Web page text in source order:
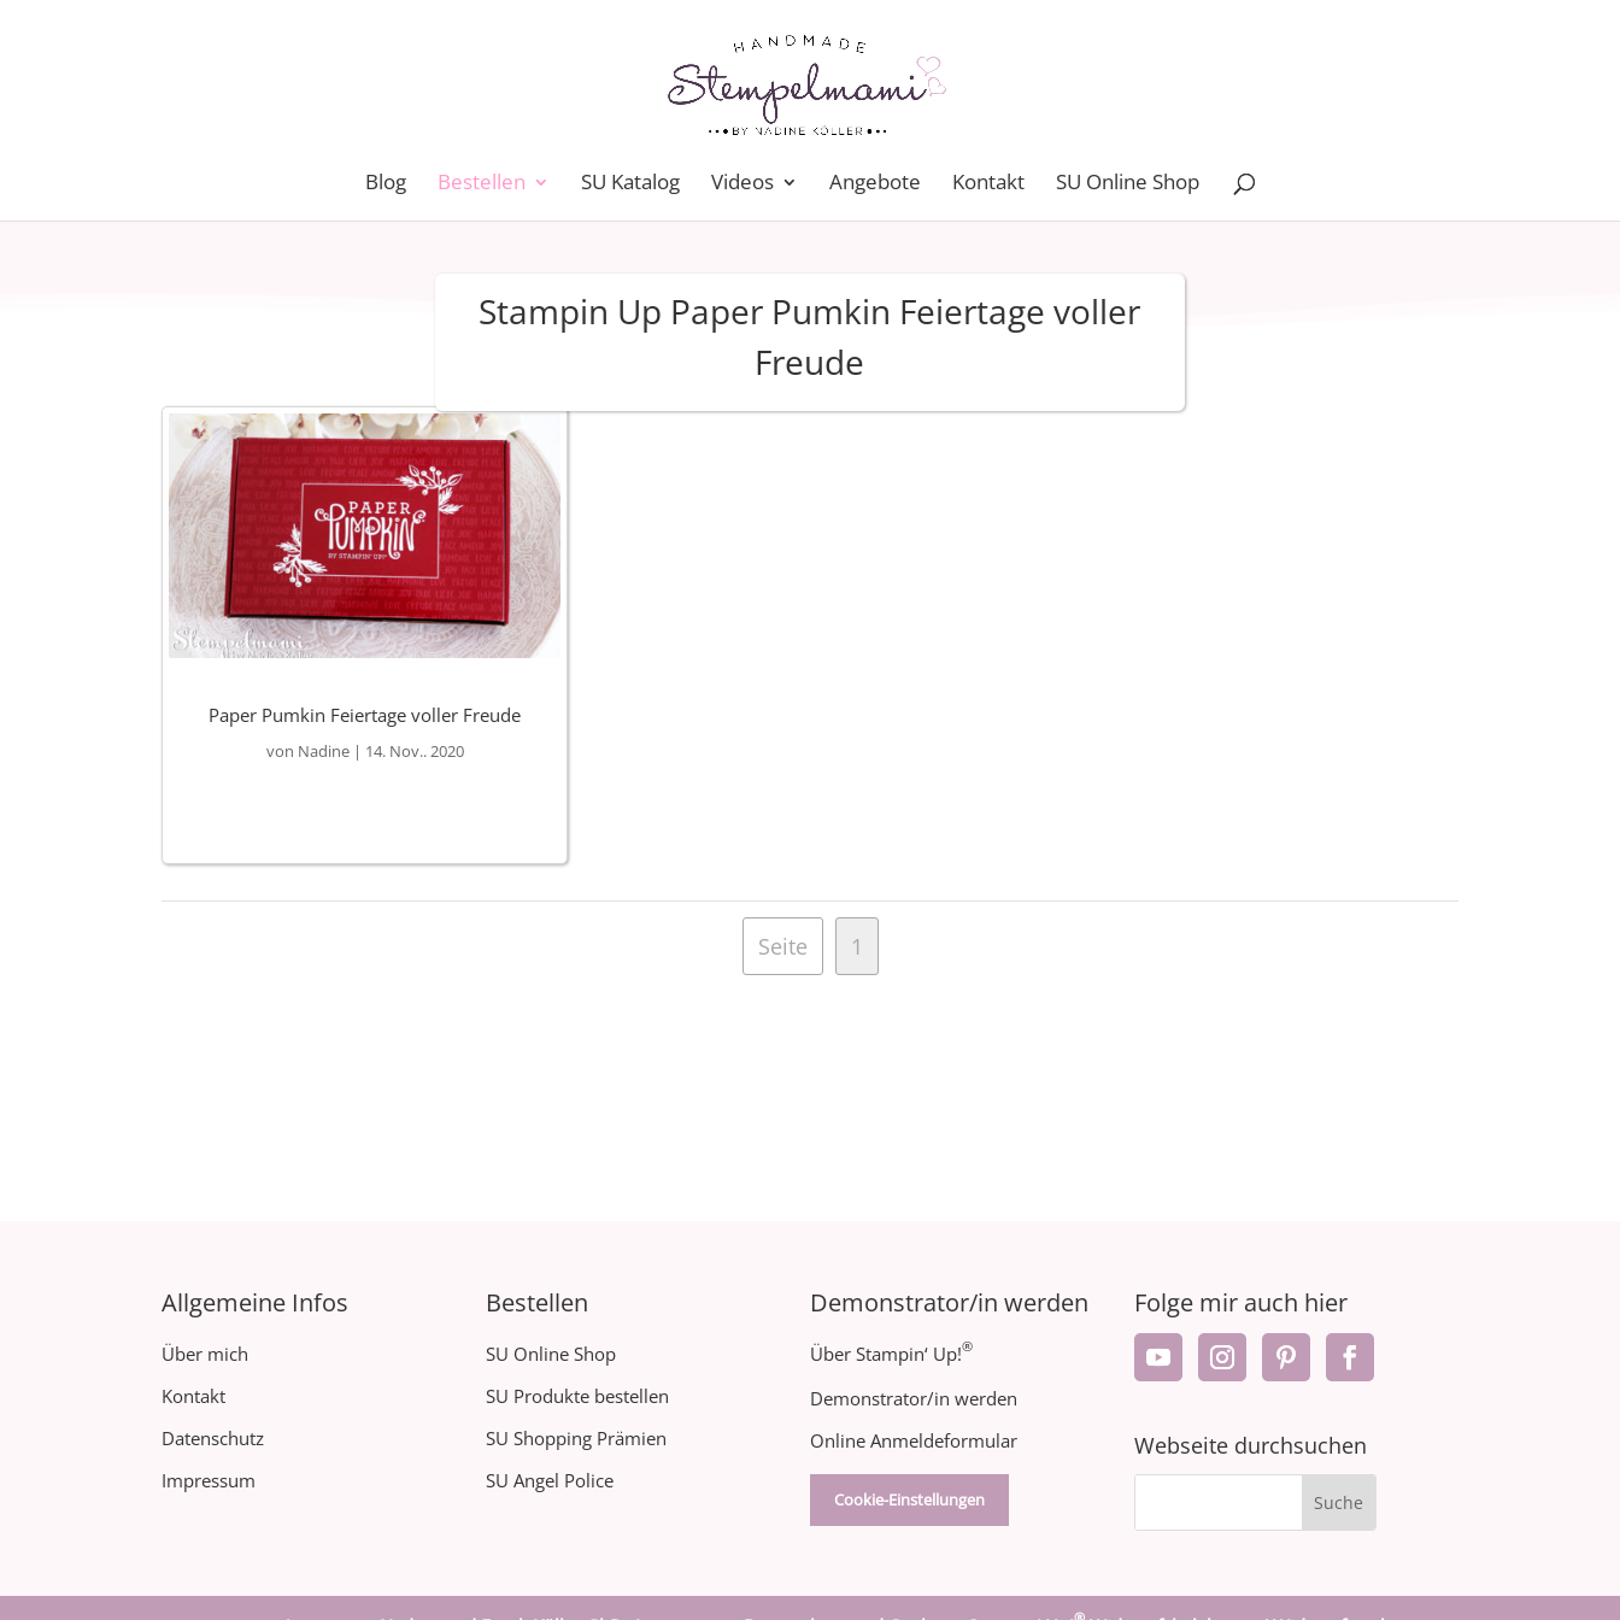
Blog Bestellen SU Katalog Videos Angebote Kontakt SU Online Shop
Stampin Up Paper Pumkin Feiertage voller
Freude
Paper Pumkin Feiertage voller Freude
von Nadine| 14. Nov.. 2020
Seite 1
Allgemeine Infos
Über mich
Kontakt
Datenschutz
Impressum
Bestellen
SU Online Shop
SU Produkte bestellen
SU Shopping Prämien
SU Angel Police
Demonstrator/in werden
Über Stampin‘ Up!®
Demonstrator/in werden
Online Anmeldeformular
Cookie-Einstellungen
Folge mir auch hier
Webseite durchsuchen